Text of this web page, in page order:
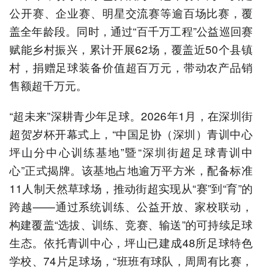
公开赛、企业赛、明星交流赛等逾百场比赛，覆
盖全年龄段。同时，通过“百千万工程”公益巡回赛
赋能乡村振兴，累计开展62场，覆盖近50个县镇
村，捐赠足球装备价值超百万元，带动农产品销
售额超千万元。
“超未来”深耕青少年足球。2026年1月，在深圳街
超贺岁杯开幕式上，“中国足协（深圳）青训中心
坪山分中心训练基地”暨“深圳街超足球青训中
心”正式揭牌。该基地占地逾万平方米，配备标准
11人制天然草球场，推动街超实现从“赛”到“育”的
跨越——通过系统训练、公益开放、家校联动，
构建覆盖“选拔、训练、竞赛、输送”的可持续足球
生态。依托青训中心，坪山已建成48所足球特色
学校、74片足球场，“班班有球队，周周有比赛，